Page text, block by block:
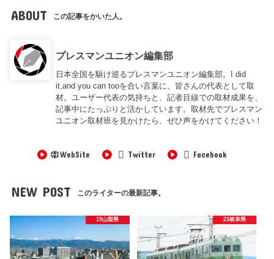
ABOUT この記事をかいた人。
プレスマンユニオン編集部
日本全国を駆け巡るプレスマンユニオン編集部。I did
it,and you can tooを合い言葉に、皆さんの代表として取
材。ユーザー代表の気持ちと、記者目線での取材成果を、
記事中にたっぷりと活かしています。取材先でプレスマン
ユニオン取材班を見かけたら、ぜひ声をかけてください！
WebSite Twitter Facebook
NEW POST このライターの最新記事。
19山梨県 21岐阜県